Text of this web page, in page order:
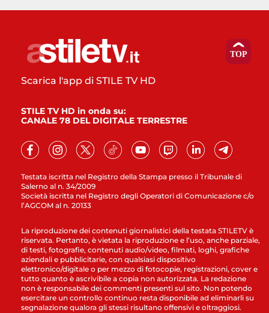
Testata iscritta nel Registro della Stampa presso il Tribunale di
Salerno al n. 34/2009
Società iscritta nel Registro degli Operatori di Comunicazione c/o
l’AGCOM al n. 20133
Scarica l'app di STILE TV HD
STILE TV HD in onda su:
CANALE 78 DEL DIGITALE TERRESTRE
La riproduzione dei contenuti giornalistici della testata STILETV è
riservata. Pertanto, è vietata la riproduzione e l’uso, anche parziale,
di testi, fotografie, contenuti audio/video, filmati, loghi, grafiche
aziendali e pubblicitarie, con qualsiasi dispositivo
elettronico/digitale o per mezzo di fotocopie, registrazioni, cover e
tutto quanto è ascrivibile a copia non autorizzata. La redazione
non è responsabile dei commenti presenti sul sito. Non potendo
esercitare un controllo continuo resta disponibile ad eliminarli su
segnalazione qualora gli stessi risultano offensivi e oltraggiosi.